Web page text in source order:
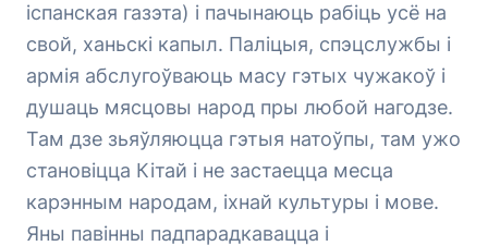
іспанская газэта) і пачынаюць рабіць усё на
свой, ханьскі капыл. Паліцыя, спэцслужбы і
армія абслугоўваюць масу гэтых чужакоў і
душаць мясцовы народ пры любой нагодзе.
Там дзе зьяўляюцца гэтыя натоўпы, там ужо
становіцца Кітай і не застаецца месца
карэнным народам, іхнай культуры і мове.
Яны павінны падпарадкавацца і